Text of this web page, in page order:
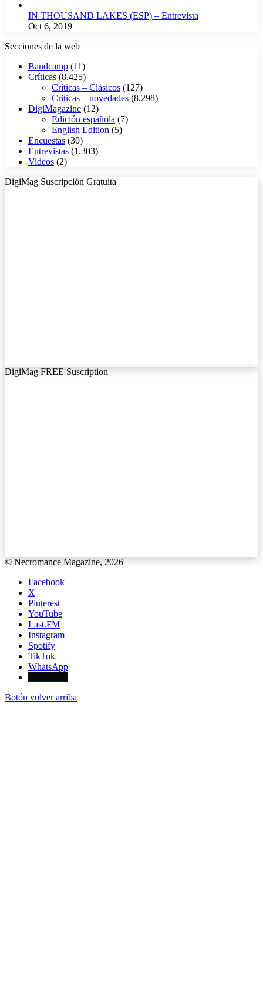
IN THOUSAND LAKES (ESP) – Entrevista
Oct 6, 2019
Secciones de la web
Bandcamp (11)
Críticas (8.425)
Críticas – Clásicos (127)
Criticas – novedades (8.298)
DigiMagazine (12)
Edición española (7)
English Edition (5)
Encuestas (30)
Entrevistas (1.303)
Videos (2)
DigiMag Suscripción Gratuita
DigiMag FREE Suscription
© Necromance Magazine, 2026
Facebook
X
Pinterest
YouTube
Last.FM
Instagram
Spotify
TikTok
WhatsApp
Botón volver arriba